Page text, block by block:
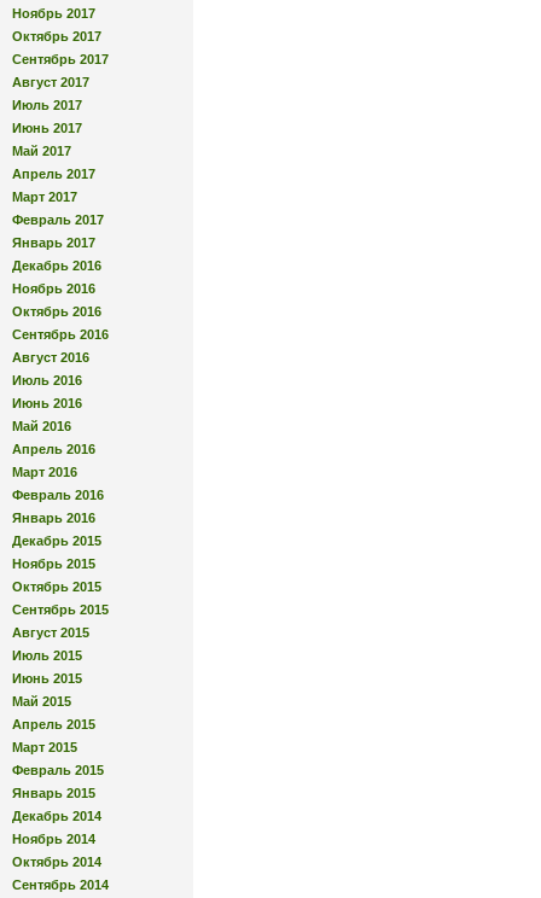
Ноябрь 2017
Октябрь 2017
Сентябрь 2017
Август 2017
Июль 2017
Июнь 2017
Май 2017
Апрель 2017
Март 2017
Февраль 2017
Январь 2017
Декабрь 2016
Ноябрь 2016
Октябрь 2016
Сентябрь 2016
Август 2016
Июль 2016
Июнь 2016
Май 2016
Апрель 2016
Март 2016
Февраль 2016
Январь 2016
Декабрь 2015
Ноябрь 2015
Октябрь 2015
Сентябрь 2015
Август 2015
Июль 2015
Июнь 2015
Май 2015
Апрель 2015
Март 2015
Февраль 2015
Январь 2015
Декабрь 2014
Ноябрь 2014
Октябрь 2014
Сентябрь 2014